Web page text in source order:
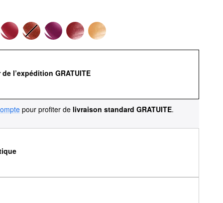
l’expédition GRATUITE
pour profiter de livraison standard GRATUITE.